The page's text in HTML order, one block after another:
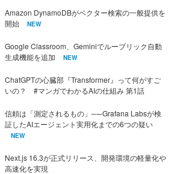
Amazon DynamoDBがベクター検索の一般提供を
開始
NEW
Google Classroom、Geminiでルーブリック自動
生成機能を追加
NEW
ChatGPTの心臓部『Transformer』って何がすご
いの？ #マンガでわかるAIの仕組み 第1話
信頼は「測定されるもの」──Grafana Labsが検
証したAIエージェント実用化までの6つの疑い
NEW
Next.js 16.3が正式リリース、開発環境の軽量化や
高速化を実現